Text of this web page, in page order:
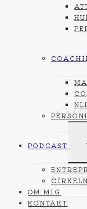
PODCAST
OM MIG
KONTAKT